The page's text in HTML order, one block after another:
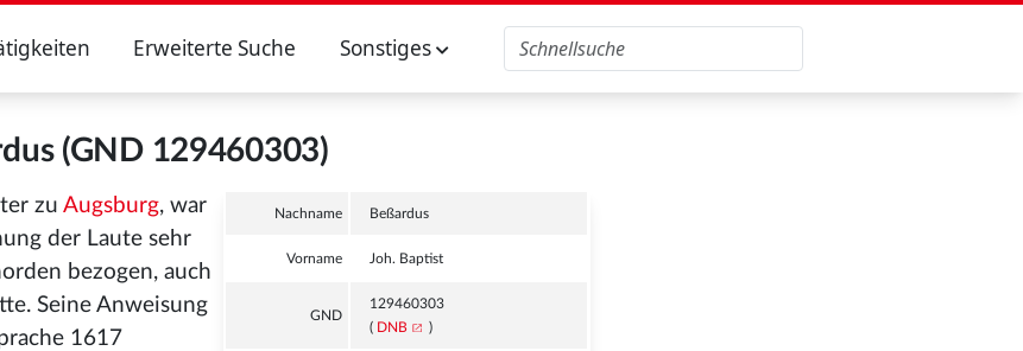
Erweiterte Suche Sonstiges
(GND 129460303)
Nachname Beßardus
Vorname Joh. Baptist
GND
129460303
( DNB )
zu Augsburg, war
der Laute sehr
bezogen, auch
Seine Anweisung
1617